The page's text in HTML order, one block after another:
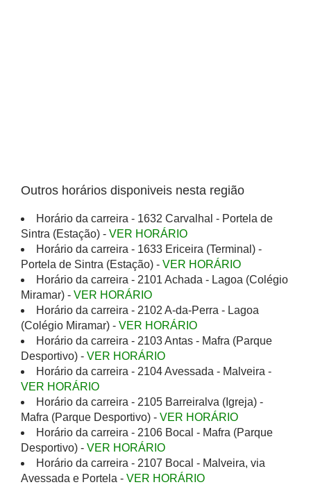
Outros horários disponiveis nesta região
Horário da carreira - 1632 Carvalhal - Portela de
Sintra (Estação) - VER HORÁRIO
Horário da carreira - 1633 Ericeira (Terminal) -
Portela de Sintra (Estação) - VER HORÁRIO
Horário da carreira - 2101 Achada - Lagoa (Colégio
Miramar) - VER HORÁRIO
Horário da carreira - 2102 A-da-Perra - Lagoa
(Colégio Miramar) - VER HORÁRIO
Horário da carreira - 2103 Antas - Mafra (Parque
Desportivo) - VER HORÁRIO
Horário da carreira - 2104 Avessada - Malveira -
VER HORÁRIO
Horário da carreira - 2105 Barreiralva (Igreja) -
Mafra (Parque Desportivo) - VER HORÁRIO
Horário da carreira - 2106 Bocal - Mafra (Parque
Desportivo) - VER HORÁRIO
Horário da carreira - 2107 Bocal - Malveira, via
Avessada e Portela - VER HORÁRIO